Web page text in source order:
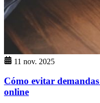
11 nov. 2025
Cómo evitar
online